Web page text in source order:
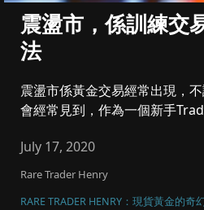
震盪市，係訓練交
法
震盪市係黃金交易經常出現，
會經常見到，作為一個新手
July 17, 2020
Rare Trader Henry
RARE TRADER HENRY：現貨黃金的奇